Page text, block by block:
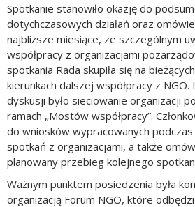
Spotkanie stanowiło okazję do
dotychczasowych działań oraz
najbliższe miesiące, ze szczególnym
współpracy z organizacjami
spotkania Rada skupiła się na
kierunkach dalszej współpracy z
dyskusji było sieciowanie organizacji
ramach „Mostów współpracy”.
do wniosków wypracowanych
spotkań z organizacjami, a także
planowany przebieg kolejnego
Ważnym punktem posiedzenia była
organizacją Forum NGO, które